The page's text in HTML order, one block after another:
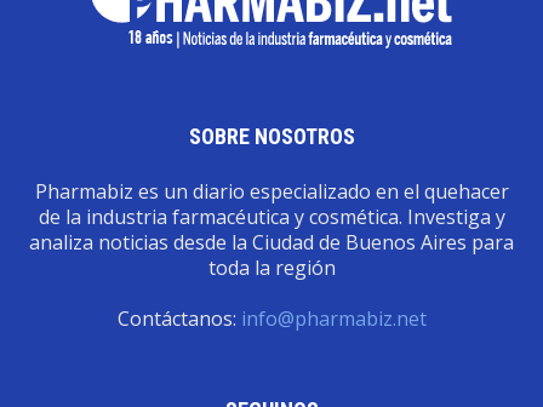
SOBRE NOSOTROS
Pharmabiz es un diario especializado en el quehacer
de la industria farmacéutica y cosmética. Investiga y
analiza noticias desde la Ciudad de Buenos Aires para
toda la región
Contáctanos: info@pharmabiz.net